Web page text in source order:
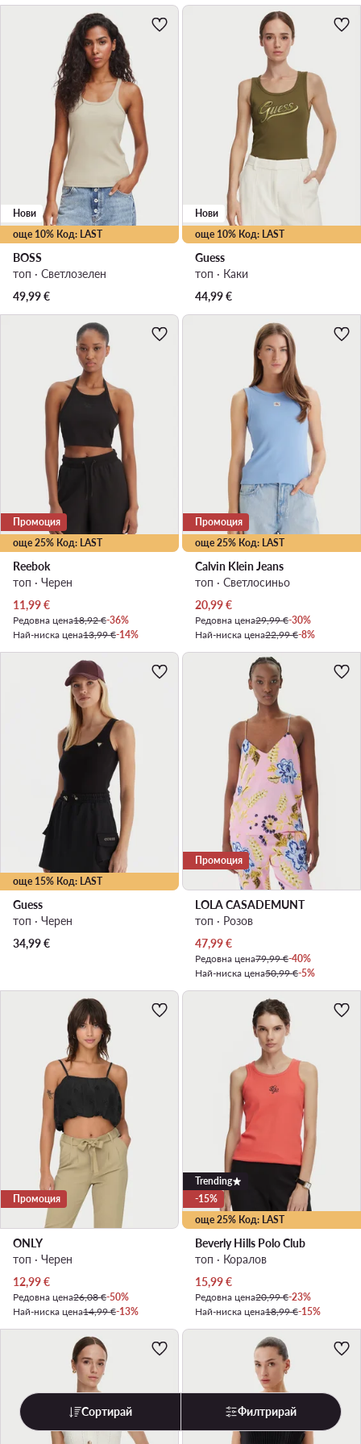
още 10% Код: LAST
Нови
BOSS
топ · Светлозелен
49,99€
още 10% Код: LAST
Нови
Guess
топ · Каки
44,99€
още 25% Код: LAST
Промоция
Reebok
топ · Черен
Актуална цена
11,99€
Редовна цена18,92 €-36%
Най-ниска цена13,99 €-14%
още 25% Код: LAST
Промоция
Calvin Klein Jeans
топ · Светлосиньо
Актуална цена
20,99€
Редовна цена29,99 €-30%
Най-ниска цена22,99 €-8%
още 15% Код: LAST
Guess
топ · Черен
34,99€
Промоция
LOLA CASADEMUNT
топ · Розов
Актуална цена
47,99€
Редовна цена79,99 €-40%
Най-ниска цена50,99 €-5%
Промоция
ONLY
топ · Черен
Актуална цена
12,99€
Редовна цена26,08 €-50%
Най-ниска цена14,99 €-13%
още 25% Код: LAST
Trending
-15%
Beverly Hills Polo Club
топ · Коралов
Актуална цена
15,99€
Редовна цена20,99 €-23%
Най-ниска цена18,99 €-15%
Сортирай Филтрирай